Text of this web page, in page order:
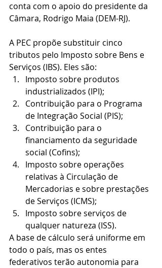
conta com o apoio do presidente da
Câmara, Rodrigo Maia (DEM-RJ).
A PEC propõe substituir cinco
tributos pelo Imposto sobre Bens e
Serviços (IBS). Eles são:
Imposto sobre produtos
industrializados (IPI);
Contribuição para o Programa
de Integração Social (PIS);
Contribuição para o
financiamento da seguridade
social (Cofins);
Imposto sobre operações
relativas à Circulação de
Mercadorias e sobre prestações
de Serviços (ICMS);
Imposto sobre serviços de
qualquer natureza (ISS).
A base de cálculo será uniforme em
todo o país, mas os entes
federativos terão autonomia para